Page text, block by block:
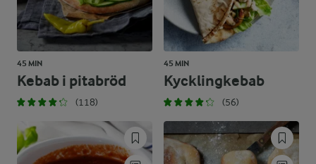
45 MIN
Kebab i pitabröd
(118)
45 MIN
Kycklingkebab
(56)